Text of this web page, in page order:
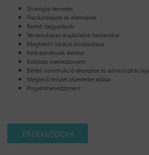
Stratégiai tervezés
Piackutatások és elemzések
Bérleti tárgyalások
Versenyképes árajánlatok beszerzése
Megfelelő lokáció kiválasztása
Kedvezmények elérése
Költözés menedzsment
Bérleti konstrukció elemzése és adminisztrációja
Meglévő terület albérletbe adása
Projektmenedzsment
ÉRDEKLŐDÖM